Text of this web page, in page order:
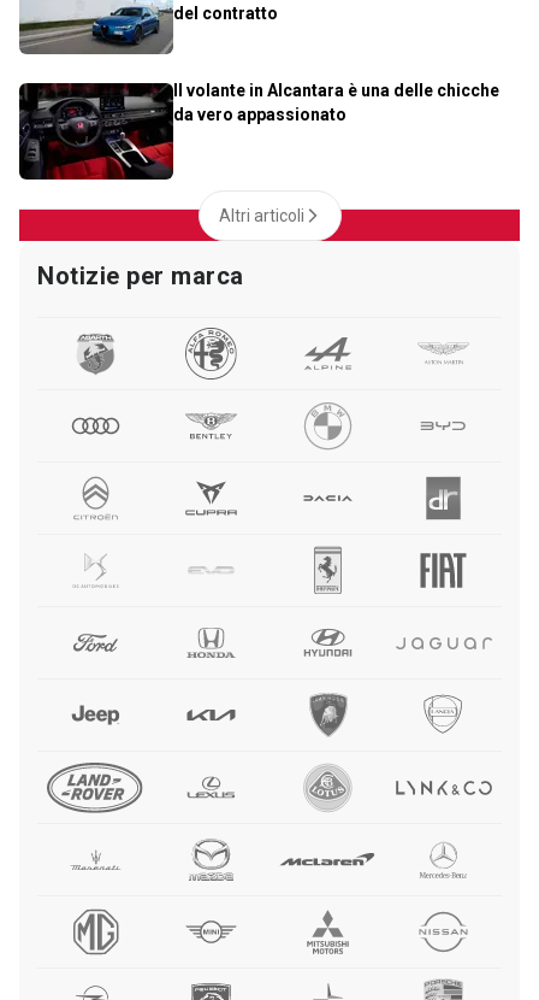
del contratto
Il volante in Alcantara è una delle chicche
da vero appassionato
Altri articoli
Notizie per marca